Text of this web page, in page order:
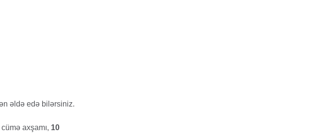
əldə edə bilərsiniz.
axşamı, 10